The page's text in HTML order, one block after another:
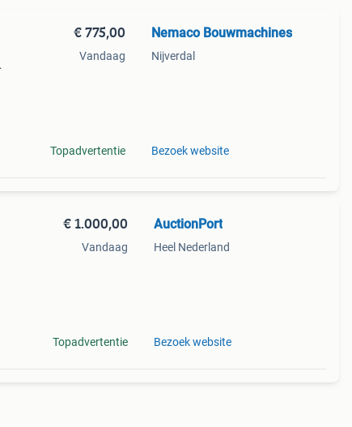
€ 775,00
Vandaag
Topadvertentie
Nemaco Bouwmachines
Nijverdal
Bezoek website
€ 1.000,00
Vandaag
Topadvertentie
AuctionPort
Heel Nederland
Bezoek website